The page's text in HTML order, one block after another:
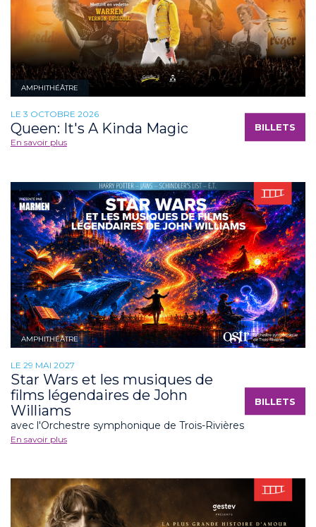
AMPHITHÉÂTRE
LE 3 OCTOBRE 2026
Queen: It's A Kinda Magic
En savoir plus
BILLETS
AMPHITHÉÂTRE
LE 29 MAI 2027
Star Wars et les musiques de
films légendaires de John
Williams
avec l'Orchestre symphonique de Trois-Rivières
En savoir plus
BILLETS